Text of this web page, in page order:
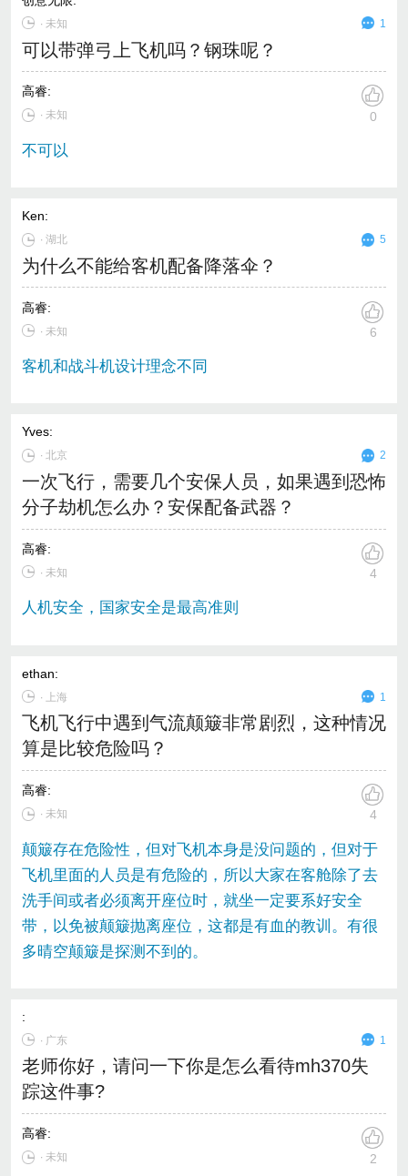
∙ 未知 1
可以带弹弓上飞机吗？钢珠呢？
高睿:
∙ 未知 0
不可以
Ken:
∙湖北 5
为什么不能给客机配备降落伞？
高睿:
∙ 未知 6
客机和战斗机设计理念不同
Yves:
∙北京 2
一次飞行，需要几个安保人员，如果遇到恐怖
分子劫机怎么办？安保配备武器？
高睿:
∙ 未知 4
人机安全，国家安全是最高准则
ethan:
∙ 上海 1
飞机飞行中遇到气流颠簸非常剧烈，这种情况
算是比较危险吗？
高睿:
∙ 未知 4
颠簸存在危险性，但对飞机本身是没问题的，但对于
飞机里面的人员是有危险的，所以大家在客舱除了去
洗手间或者必须离开座位时，就坐一定要系好安全
带，以免被颠簸抛离座位，这都是有血的教训。有很
多晴空颠簸是探测不到的。
:
∙ 广东 1
老师你好，请问一下你是怎么看待mh370失
踪这件事?
高睿:
∙ 未知 2